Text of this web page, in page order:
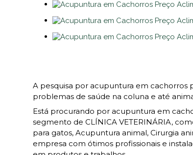
A pesquisa por acupuntura em
problemas de saúde na coluna e até
Está procurando por acupuntura em
segmento de CLÍNICA VETERINÁRIA,
para gatos, Acupuntura animal, Cirurgia
empresa com ótimos profissionais e